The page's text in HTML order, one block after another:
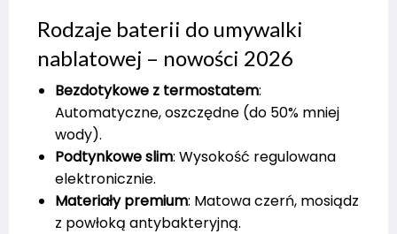
Rodzaje baterii do umywalki
nablatowej – nowości 2026
Bezdotykowe z termostatem:
Automatyczne, oszczędne (do 50% mniej
wody).
Podtynkowe slim: Wysokość regulowana
elektronicznie.
Materiały premium: Matowa czerń, mosiądz
z powłoką antybakteryjną.